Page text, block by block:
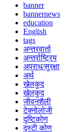
banner
bannernews
education
English
tags
अन्तरवार्ता
अन्तर्राष्ट्रिय
अपराध/सुरक्षा
अर्थ
खेलकुद
खेलकुद
जीवनशैली
टेक्नोलोजी
दृष्टिकोण
दृस्टी कोण